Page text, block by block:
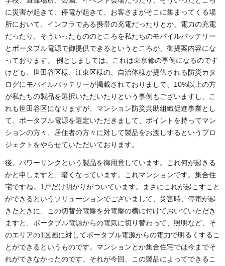
に災害が起きて、停電が起きて、お客さまがそこに集まってくる場
所において、インフラである携帯の充電だったりとか、電力の充電
だったり、そういったもののところを私たちのモバイルバッテリー
とポータブル電源で御提供できるというところが、御提案内容にな
っております。 例としましては、これは東京都の事例になるのです
けども、世田谷区様、江東区様の、自治体様が提供される防災カタ
ログにモバイルバッテリーが掲載されておりまして、10%以上の方
が私たちの製品を選択いただいたりという事例もございますし、こ
れも世田谷区になりますが、マンション防災共助組織促進事業とし
て、ポータブル電源を選定いただきまして、ポイントを持ってマン
ションの方々、居住者の方々に対して製品をお渡しするというプロ
ジェクトをやらせていただいております。
後、パワーリンクという製品を御用意しています。これ何が起きる
かと申しますと、暗くなっています。これマンションです。集合住
宅ですね。1戸だけ明かりがついています。まさにこれが起こすこと
ができるというソリューションでございまして、災害時、停電が起
きたときに、この切替分電盤を分電盤の横に付けておいていただき
ますと、ポータブル電源からの電気に切り替わって、照明など、そ
のエリアの1区画に対してポータブル電源からの電力で明るくするこ
とができるというものです。マンションとか集合住宅では今までそ
れができなかったのです。それが今回、この製品によってできるこ